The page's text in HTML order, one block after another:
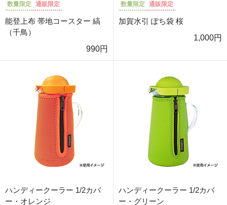
数量限定 通販限定
能登上布 帯地コースター 縞
（千鳥）
990円
数量限定 通販限定
加賀水引 ぽち袋 桜
1,000円
ハンディークーラー 1/2カバ
ー・オレンジ
ハンディークーラー 1/2カバ
ー・グリーン